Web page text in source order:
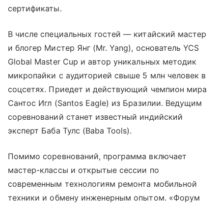
сертификаты.
В числе специальных гостей — китайский мастер
и блогер Мистер Янг (Mr. Yang), основатель YCS
Global Master Cup и автор уникальных методик
микропайки с аудиторией свыше 5 млн человек в
соцсетях. Приедет и действующий чемпион мира
Сантос Игл (Santos Eagle) из Бразилии. Ведущим
соревнований станет известный индийский
эксперт Баба Тулс (Baba Tools).
Помимо соревнований, программа включает
мастер-классы и открытые сессии по
современным технологиям ремонта мобильной
техники и обмену инженерным опытом. «Форум